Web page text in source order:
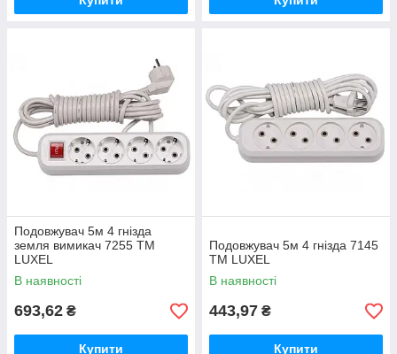
Подовжувач 5м 4 гнізда
земля вимикач 7255 ТМ
LUXEL
В наявності
693,62 ₴
Купити
Подовжувач 5м 4 гнізда 7145
ТМ LUXEL
В наявності
443,97 ₴
Купити